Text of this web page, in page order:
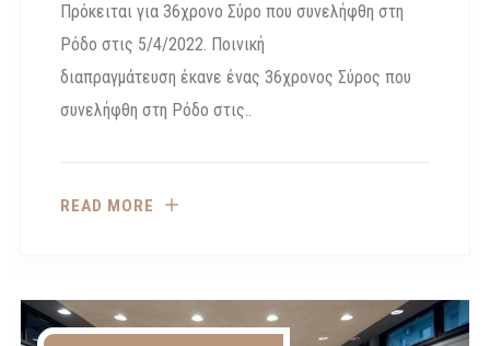
Πρόκειται για 36χρονο Σύρο που συνελήφθη στη
Ρόδο στις 5/4/2022. Ποινική
διαπραγμάτευση έκανε ένας 36χρονος Σύρος που
συνελήφθη στη Ρόδο στις..
READ MORE